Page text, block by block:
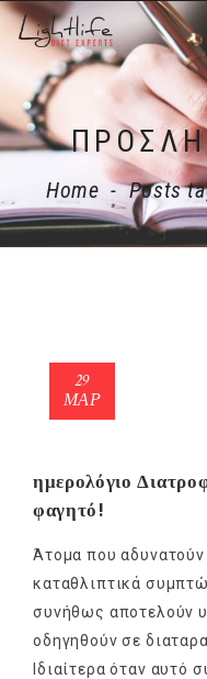
Home - Posts
29
ΜΑΡ
ημερολόγιο
φαγητό!
Άτομα που
καταθλιπτικά
συνήθως αποτελούν
οδηγηθούν σε
Ιδιαίτερα όταν αυτό